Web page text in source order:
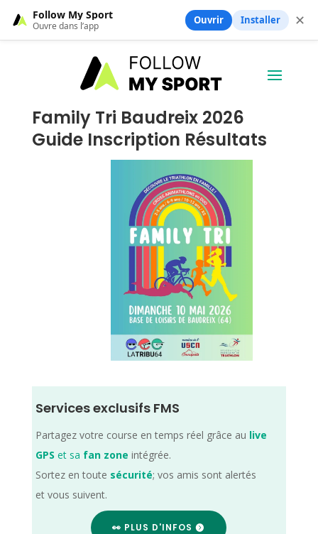
Family Tri Baudreix 2026
Guide Inscription Résultats
Services exclusifs FMS
Partagez votre course en temps réel grâce au live
GPS et sa fan zone intégrée.
Sortez en toute sécurité; vos amis sont alertés
et vous suivent.
👀 PLUS D'INFOS
Follow My Sport
Ouvre dans l’app Ouvrir Installer ✕